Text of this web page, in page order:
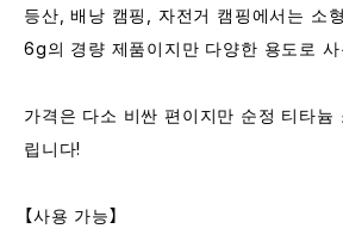
등산, 배낭 캠핑, 자전거 캠핑에서는 소형
6g의 경량 제품이지만 다양한 용도로
가격은 다소 비싼 편이지만 순정 티타늄
립니다!
【사용 가능】